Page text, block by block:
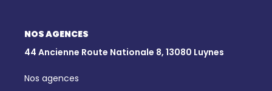
NOS AGENCES
44 Ancienne Route Nationale 8, 13080 Luynes
Nos agences